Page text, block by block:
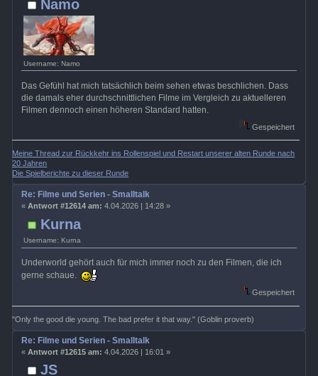
Namo
Username: Namo
Das Gefühl hat mich tatsächlich beim sehen etwas beschlichen. Dass
die damals eher durchschnittlichen Filme im Vergleich zu aktuelleren
Filmen dennoch einen höheren Standard hatten.
Gespeichert
Meine Thread zur Rückkehr ins Rollenspiel und Restart unserer alten Runde nach
20 Jahren
Die Spielberichte zu dieser Runde
Kurna
Username: Kurna
Re: Filme und Serien - Smalltalk
« Antwort #12614 am: 4.04.2026 | 14:28 »
Underworld gehört auch für mich immer noch zu den Filmen, die ich
gerne schaue.
Gespeichert
"Only the good die young. The bad prefer it that way." (Goblin proverb)
JS
Re: Filme und Serien - Smalltalk
« Antwort #12615 am: 4.04.2026 | 16:01 »